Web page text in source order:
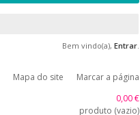
Bem vindo(a), Entrar.
Mapa do site
Marcar a página
0,00 €
produto (vazio)